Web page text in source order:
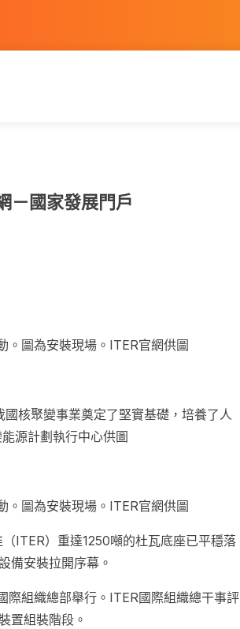
－國家發展門戶
。圖為安裝現場。ITER官網供圖
核聚變事業奠定了堅實基礎，培養了人
源計劃執行中心供圖
。圖為安裝現場。ITER官網供圖
ITER）重達1250噸的杜瓦底座已平穩落
備安裝拉開序幕。
際組織總部舉行。ITER國際組織總干事評
置組裝階段。